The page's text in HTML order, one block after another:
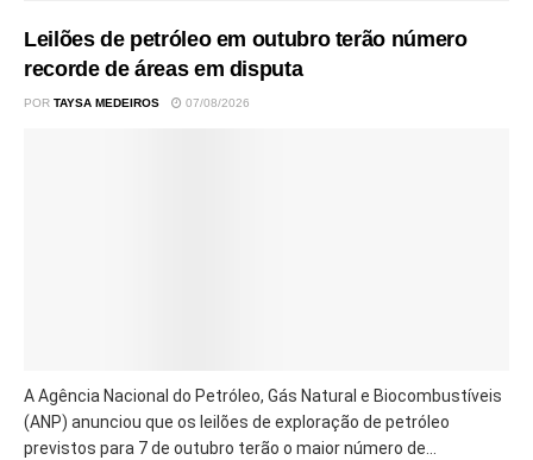
Leilões de petróleo em outubro terão número
recorde de áreas em disputa
POR TAYSA MEDEIROS 07/08/2026
A Agência Nacional do Petróleo, Gás Natural e Biocombustíveis
(ANP) anunciou que os leilões de exploração de petróleo
previstos para 7 de outubro terão o maior número de...